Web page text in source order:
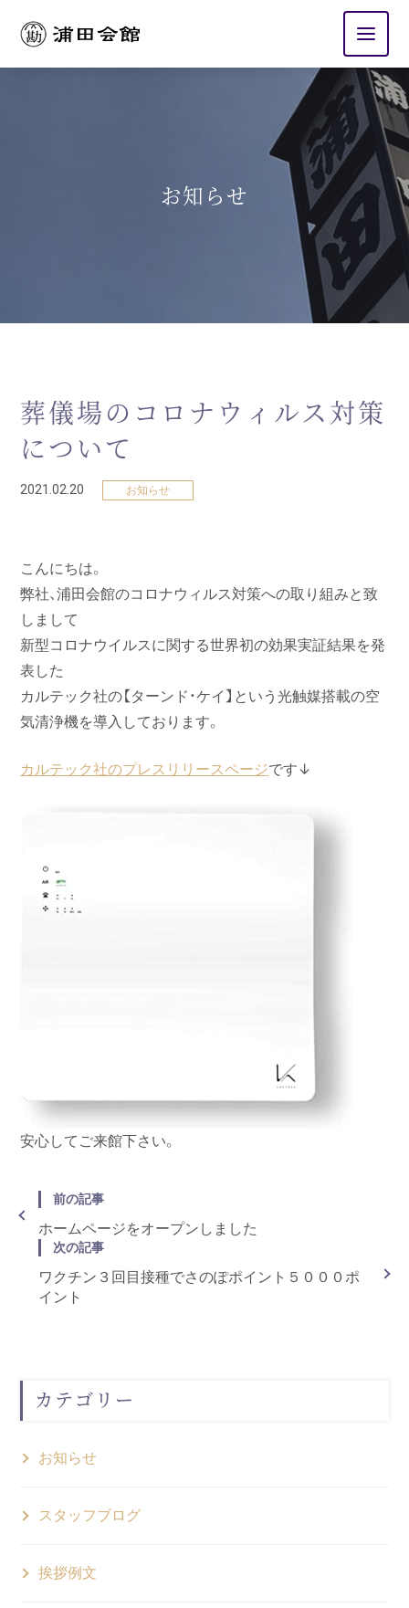
お知らせ
葬儀場のコロナウィルス対策
について
2021.02.20 お知らせ
こんにちは。
弊社、浦田会館のコロナウィルス対策への取り組みと致
しまして
新型コロナウイルスに関する世界初の効果実証結果を発
表した
カルテック社の【ターンド・ケイ】という光触媒搭載の空
気清浄機を導入しております。
カルテック社のプレスリリースページです↓
安心してご来館下さい。
前の記事
ホームページをオープンしました
次の記事
ワクチン３回目接種でさのぽポイント５０００ポ
イント
カテゴリー
お知らせ
スタッフブログ
挨拶例文